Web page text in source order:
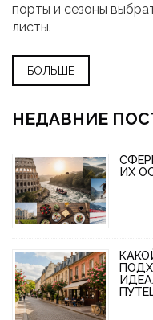
порты и сезоны
листы.
БОЛЬШЕ
НЕДАВНИЕ
ИХ